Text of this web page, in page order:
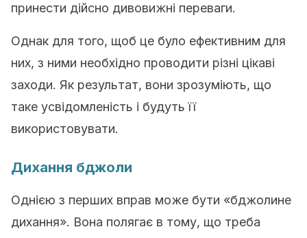
принести дійсно дивовижні переваги.
Однак для того, щоб це було ефективним для
них, з ними необхідно проводити різні цікаві
заходи. Як результат, вони зрозуміють, що
таке усвідомленість і будуть її
використовувати.
Дихання бджоли
Однією з перших вправ може бути «бджолине
дихання». Вона полягає в тому, що треба